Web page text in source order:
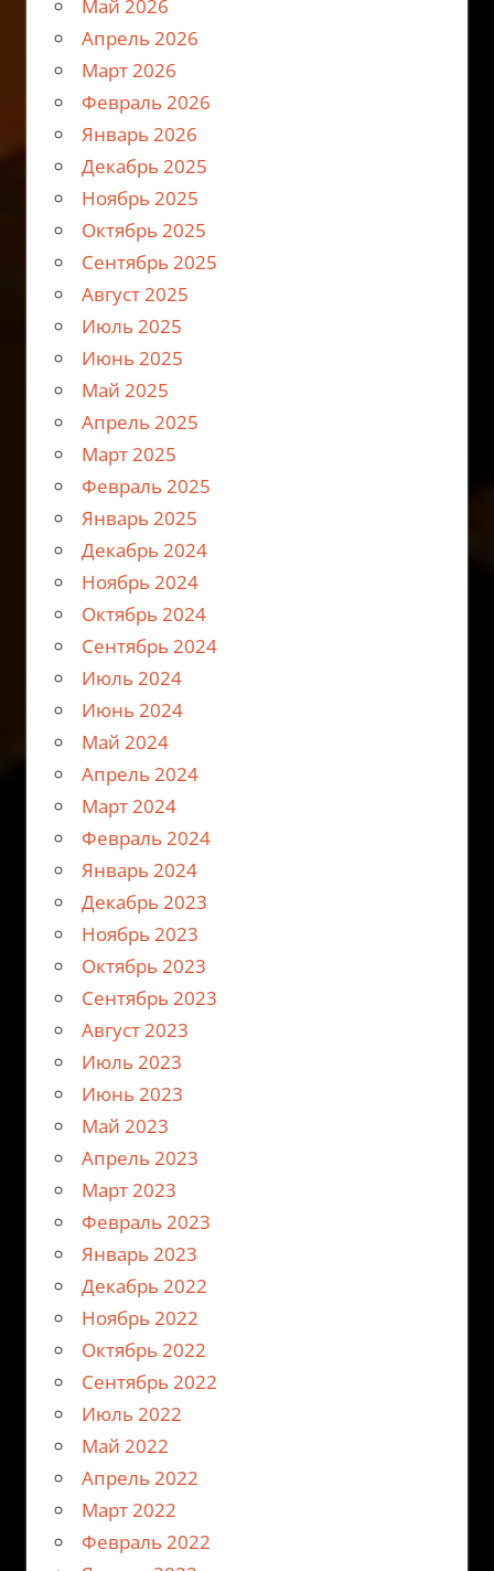
Май 2026
Апрель 2026
Март 2026
Февраль 2026
Январь 2026
Декабрь 2025
Ноябрь 2025
Октябрь 2025
Сентябрь 2025
Август 2025
Июль 2025
Июнь 2025
Май 2025
Апрель 2025
Март 2025
Февраль 2025
Январь 2025
Декабрь 2024
Ноябрь 2024
Октябрь 2024
Сентябрь 2024
Июль 2024
Июнь 2024
Май 2024
Апрель 2024
Март 2024
Февраль 2024
Январь 2024
Декабрь 2023
Ноябрь 2023
Октябрь 2023
Сентябрь 2023
Август 2023
Июль 2023
Июнь 2023
Май 2023
Апрель 2023
Март 2023
Февраль 2023
Январь 2023
Декабрь 2022
Ноябрь 2022
Октябрь 2022
Сентябрь 2022
Июль 2022
Май 2022
Апрель 2022
Март 2022
Февраль 2022